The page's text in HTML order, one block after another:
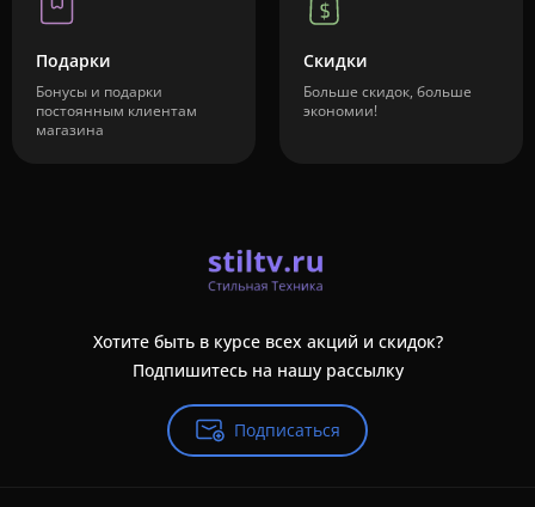
Подарки
Бонусы и подарки
постоянным клиентам
магазина
Скидки
Больше скидок, больше
экономии!
Хотите быть в курсе всех акций и скидок?
Подпишитесь на нашу рассылку
Подписаться